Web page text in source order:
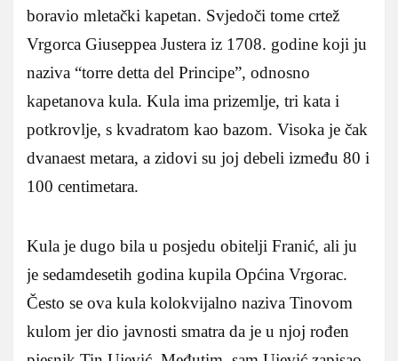
boravio mletački kapetan. Svjedoči tome crtež
Vrgorca Giuseppea Justera iz 1708. godine koji ju
naziva “torre detta del Principe”, odnosno
kapetanova kula. Kula ima prizemlje, tri kata i
potkrovlje, s kvadratom kao bazom. Visoka je čak
dvanaest metara, a zidovi su joj debeli između 80 i
100 centimetara.
Kula je dugo bila u posjedu obitelji Franić, ali ju
je sedamdesetih godina kupila Općina Vrgorac.
Često se ova kula kolokvijalno naziva Tinovom
kulom jer dio javnosti smatra da je u njoj rođen